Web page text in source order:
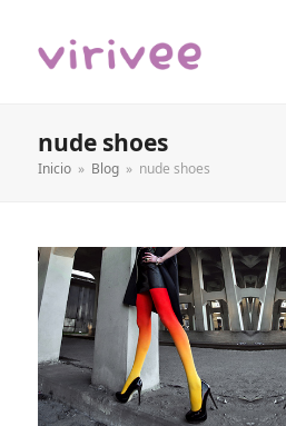
nude shoes
Inicio » Blog » nude shoes